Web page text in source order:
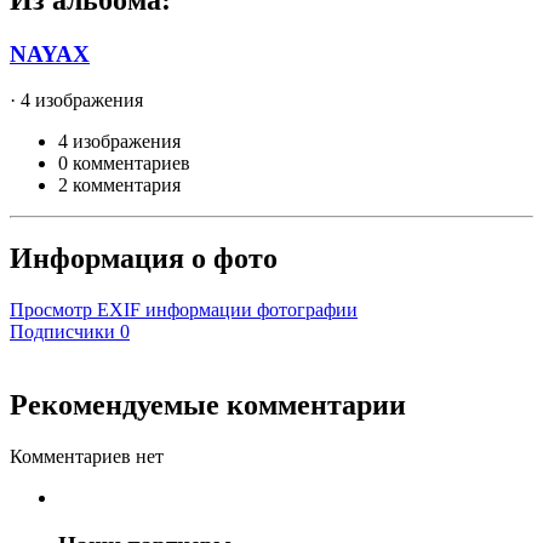
NAYAX
· 4 изображения
4 изображения
0 комментариев
2 комментария
Информация о фото
Просмотр EXIF информации фотографии
Подписчики 0
Рекомендуемые комментарии
Комментариев нет